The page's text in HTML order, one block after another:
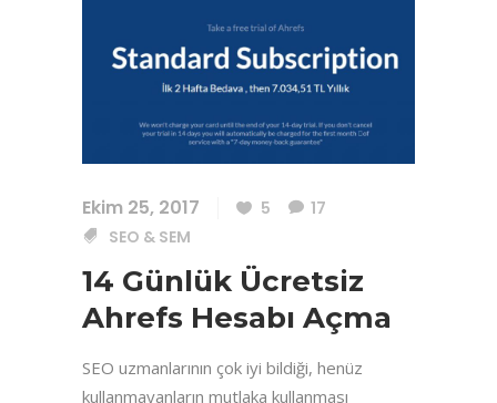
Ekim 25, 2017 5
17
SEO & SEM
14 Günlük Ücretsiz
Ahrefs Hesabı Açma
SEO uzmanlarının çok iyi bildiği, henüz
kullanmayanların mutlaka kullanması